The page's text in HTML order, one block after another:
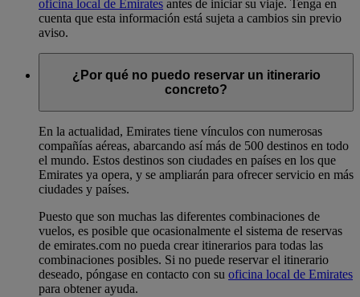
oficina local de Emirates antes de iniciar su viaje. Tenga en
cuenta que esta información está sujeta a cambios sin previo
aviso.
¿Por qué no puedo reservar un itinerario
concreto?
En la actualidad, Emirates tiene vínculos con numerosas
compañías aéreas, abarcando así más de 500 destinos en todo
el mundo. Estos destinos son ciudades en países en los que
Emirates ya opera, y se ampliarán para ofrecer servicio en más
ciudades y países.
Puesto que son muchas las diferentes combinaciones de
vuelos, es posible que ocasionalmente el sistema de reservas
de emirates.com no pueda crear itinerarios para todas las
combinaciones posibles. Si no puede reservar el itinerario
deseado, póngase en contacto con su oficina local de Emirates
para obtener ayuda.